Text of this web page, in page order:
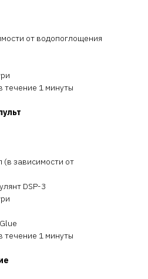
от водопоглощения
течение 1 минуты
(в зависимости от
DSP-3
течение 1 минуты